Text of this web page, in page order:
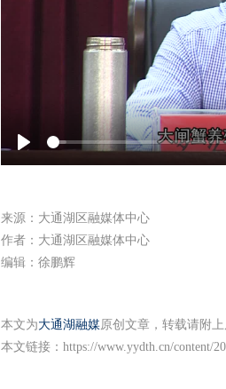
Play
来源：大通湖区融媒体中心
作者：大通湖区融媒体中心
编辑：徐鹏辉
本文为大通湖融媒原创文章，转载请附
本文链接： https://www.yydth.cn/content/